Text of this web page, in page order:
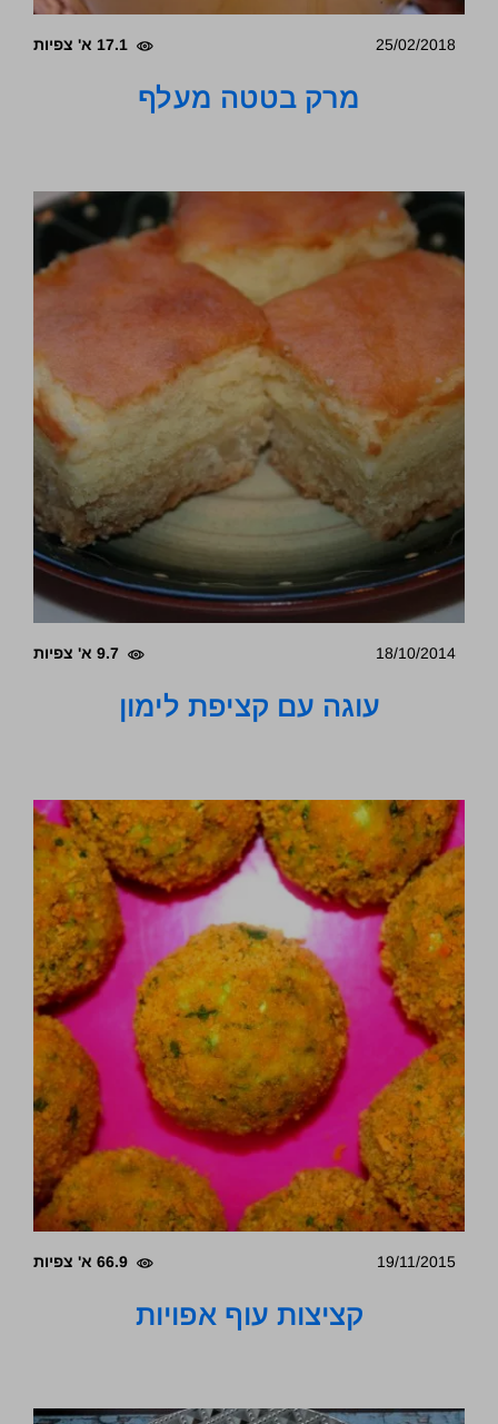
25/02/2018 17.1 א' צפיות
מרק בטטה מעלף
18/10/2014 9.7 א' צפיות
עוגה עם קציפת לימון
19/11/2015 66.9 א' צפיות
קציצות עוף אפויות